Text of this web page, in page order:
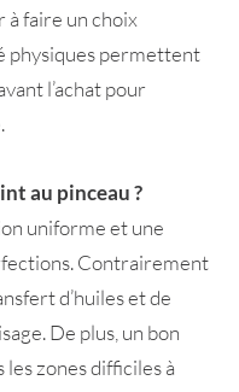
à faire un choix
physiques permettent
l’achat pour
au pinceau ?
uniforme et une
Contrairement
d’huiles et de
De plus, un bon
les zones difficiles à